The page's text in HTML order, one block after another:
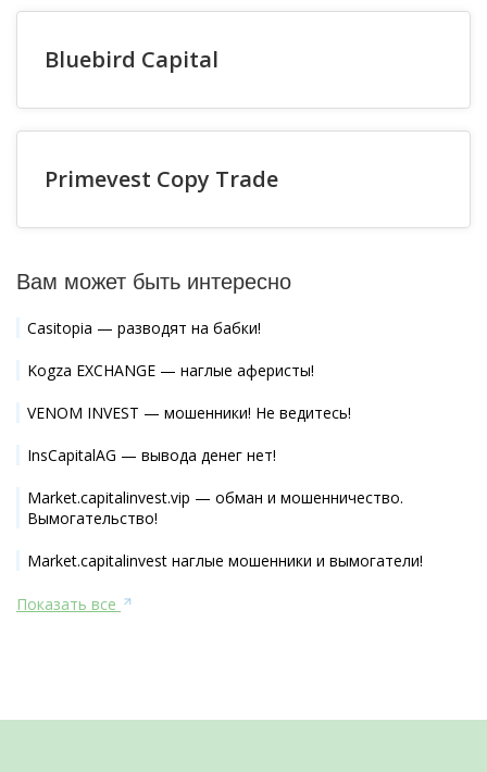
Bluebird Capital
Primevest Copy Trade
Вам может быть интересно
Casitopia — разводят на бабки!
Kogza EXCHANGE — наглые аферисты!
VENOM INVEST — мошенники! Не ведитесь!
InsCapitalAG — вывода денег нет!
Market.capitalinvest.vip — обман и мошенничество.
Вымогательство!
Market.capitalinvest наглые мошенники и вымогатели!
Показать все